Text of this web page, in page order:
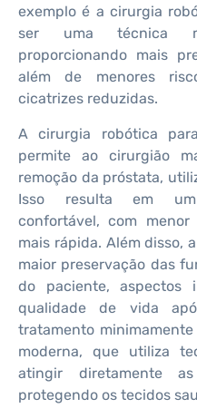
exemplo é a cirurgia
ser uma técnica
proporcionando mais
além de menores
cicatrizes reduzidas.
A cirurgia robótica
permite ao cirurgião
remoção da próstata,
Isso resulta em um
confortável, com
mais rápida. Além disso,
maior preservação das
do paciente, aspectos
qualidade de vida
tratamento
moderna, que utiliza
atingir diretamente
protegendo os tecidos